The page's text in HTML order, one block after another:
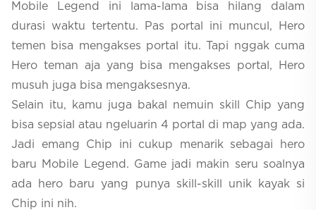
Mobile Legend ini lama-lama bisa hilang dalam
durasi waktu tertentu. Pas portal ini muncul, Hero
temen bisa mengakses portal itu. Tapi nggak cuma
Hero teman aja yang bisa mengakses portal, Hero
musuh juga bisa mengaksesnya.
Selain itu, kamu juga bakal nemuin skill Chip yang
bisa sepsial atau ngeluarin 4 portal di map yang ada.
Jadi emang Chip ini cukup menarik sebagai hero
baru Mobile Legend. Game jadi makin seru soalnya
ada hero baru yang punya skill-skill unik kayak si
Chip ini nih.